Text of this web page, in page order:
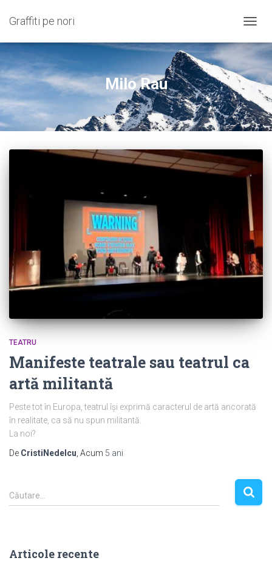
Graffiti pe nori
Milo Rau
TEATRU
Manifeste teatrale sau teatrul ca
artă militantă
Peste tot în Europa, teatrul își exprimă caracterul de artă ancorată
în realitate, ca să nu spun militantă.
La noi?
De CristiNedelcu , Acum 5 ani
C
a
d
Căutare…
Articole recente